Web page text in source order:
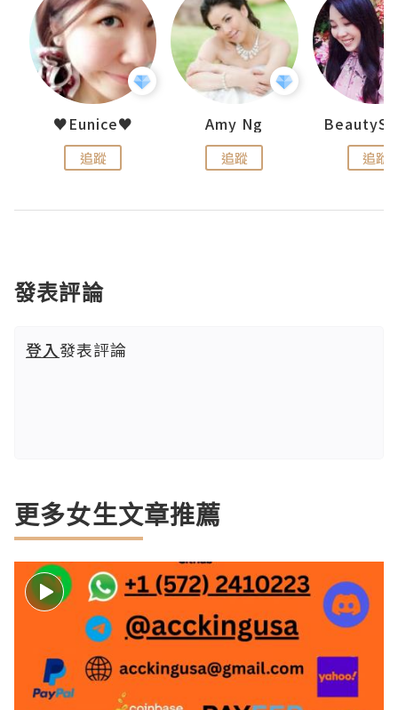
♥Eunice♥
追蹤
Amy Ng
追蹤 追蹤
發表評論
登入發表評論
更多女生文章推薦